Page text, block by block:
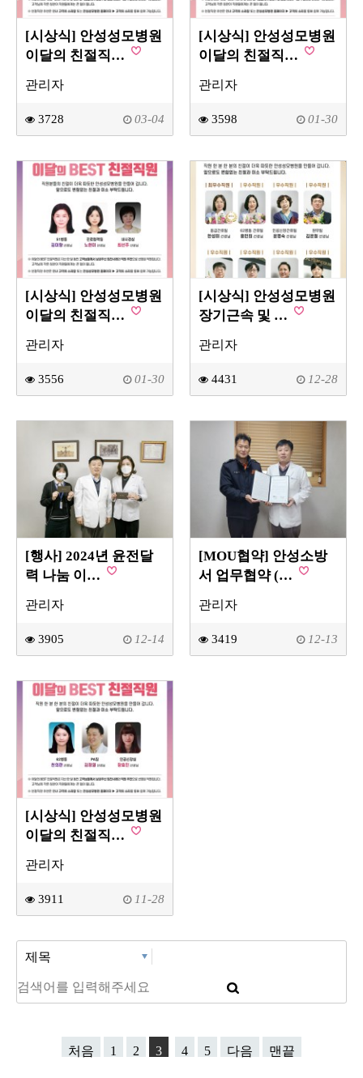
[시상식] 안성성모병원
이달의 친절직…
관리자
3728 03-04
[시상식] 안성성모병원
이달의 친절직…
관리자
3598 01-30
[시상식] 안성성모병원
이달의 친절직…
관리자
3556 01-30
[시상식] 안성성모병원
장기근속 및 …
관리자
4431 12-28
[행사] 2024년 윤전달
력 나눔 이…
관리자
3905 12-14
[MOU협약] 안성소방
서 업무협약 (…
관리자
3419 12-13
[시상식] 안성성모병원
이달의 친절직…
관리자
3911 11-28
처음 1 2 3 4 5 다음 맨끝